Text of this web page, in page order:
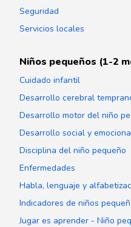
Seguridad
Servicios locales
Niños pequeños (1-2
Cuidado infantil
Desarrollo cerebral
Desarrollo motor del niño
Desarrollo social y
Disciplina del niño pequeño
Enfermedades
Habla, lenguaje y
Indicadores de niños
Jugar es aprender - Niño